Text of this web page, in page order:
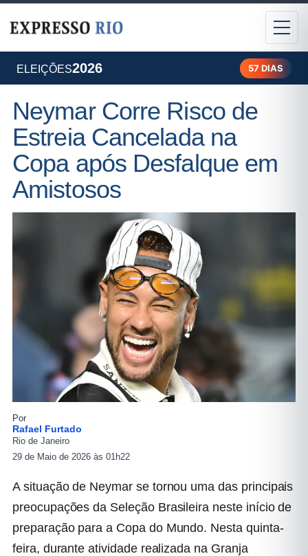
ELEIÇÕES2026 57 DIAS
Neymar Corre Risco de
Estreia Cancelada na
Copa após Desfalque em
Amistosos
Por
Rafael Furtado
Rio de Janeiro
29 de Maio de 2026 às 01h22
A situação de Neymar se tornou uma das principais
preocupações da Seleção Brasileira neste início de
preparação para a Copa do Mundo. Nesta quinta-
feira, durante atividade realizada na Granja